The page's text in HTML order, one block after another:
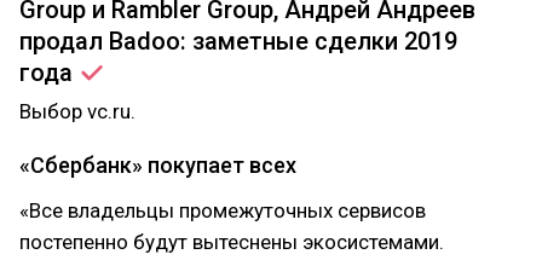
Group и Rambler Group, Андрей Андреев
продал Badoo: заметные сделки 2019
года
Выбор vc.ru.
«Сбербанк» покупает всех
«Все владельцы промежуточных сервисов
постепенно будут вытеснены экосистемами.